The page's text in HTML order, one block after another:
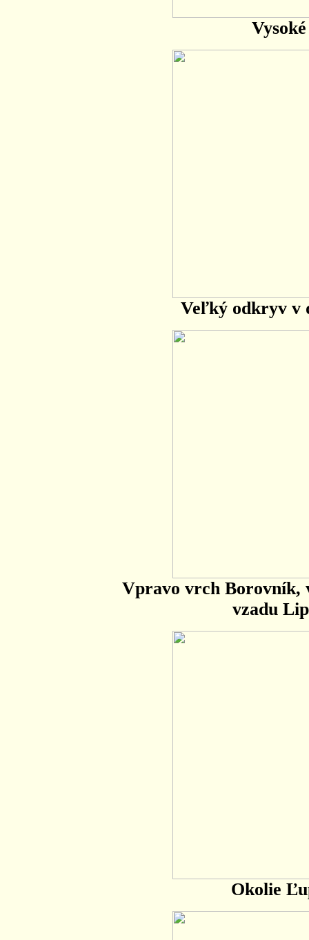
Veľký odkryv v
Vpravo vrch Borovník,
vzadu
Okolie